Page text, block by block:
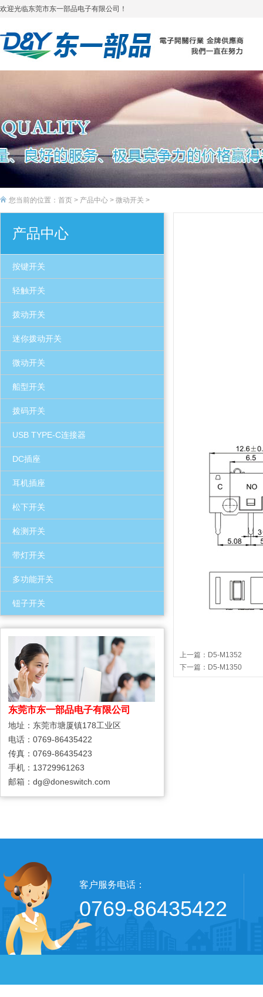
欢迎光临东莞市东一部品电子有限公司！
您当前的位置： 首页 > 产品中心 > 微动开关 >
产品中心
按键开关
轻触开关
拨动开关
迷你拨动开关
微动开关
船型开关
拨码开关
USB TYPE-C连接器
DC插座
耳机插座
松下开关
检测开关
带灯开关
多功能开关
钮子开关
东莞市东一部品电子有限公司
地址：东莞市塘厦镇178工业区
电话：0769-86435422
传真：0769-86435423
手机：13729961263
邮箱：dg@doneswitch.com
上一篇： D5-M1352
下一篇： D5-M1350
客户服务电话：
0769-86435422